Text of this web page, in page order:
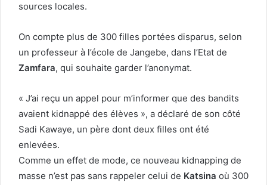
sources locales.
On compte plus de 300 filles portées disparus, selon
un professeur à l’école de Jangebe, dans l’Etat de
Zamfara, qui souhaite garder l’anonymat.
« J’ai reçu un appel pour m’informer que des bandits
avaient kidnappé des élèves », a déclaré de son côté
Sadi Kawaye, un père dont deux filles ont été
enlevées.
Comme un effet de mode, ce nouveau kidnapping de
masse n’est pas sans rappeler celui de Katsina où 300